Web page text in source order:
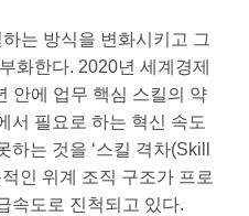
는 방식을 변화시키고 그
화한다. 2020년 세계경제
안에 업무 핵심 스킬의 약
서 필요로 하는 혁신 속도
는 것을 ‘스킬 격차(Skill
인 위계 조직 구조가 프로
속도로 진척되고 있다.